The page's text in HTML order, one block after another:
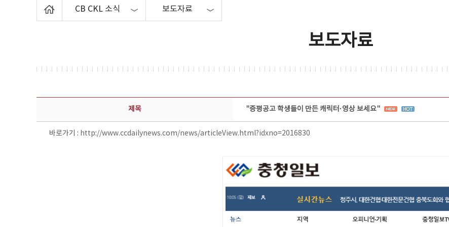
CB CKL 소식 보도자료
보도자료
보도자료 상세보기 - 제목, 담당부서, 담당자, 담당연락처, 내용, 첨부파일 정보 제공
제목 "증평공고 학생들이 만든 캐릭터·영상 보세요"
바로가기 : http://www.ccdailynews.com/news/articleView.html?idxno=2016830